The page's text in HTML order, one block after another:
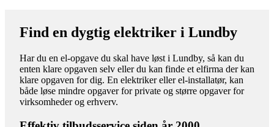
Find en dygtig elektriker i Lundby
Har du en el-opgave du skal have løst i Lundby, så kan du
enten klare opgaven selv eller du kan finde et elfirma der kan
klare opgaven for dig. En elektriker eller el-installatør, kan
både løse mindre opgaver for private og større opgaver for
virksomheder og erhverv.